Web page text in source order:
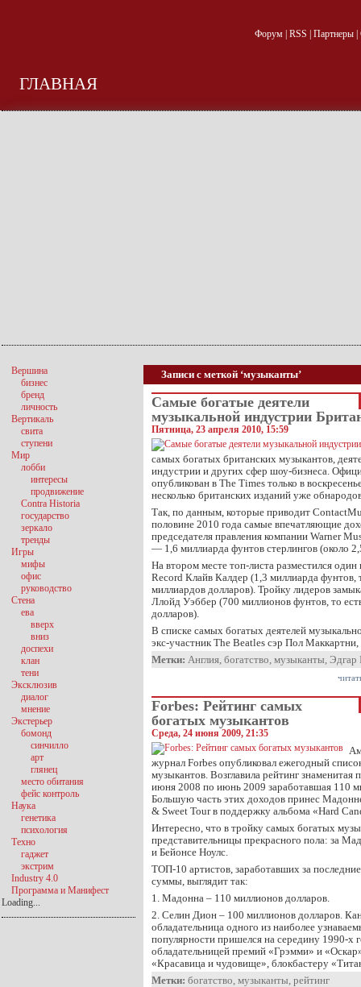
Форум| RSS Партнеры|
ГЛАВНАЯ
Записи с меткой ‘музыканты’
Самые богатые деятели
музыкальной индустрии
Пятница, 23 апреля 2010, 15:59
самых богатых британских музыкантов,
индустрии и других сфер шоу-бизнеса.
опубликован в The Times только в
несколько британских изданий уже
Так, по данным, которые приводит
половине 2010 года самые впечатляющие
председателя правления компании Warner
— 1,6 миллиарда фунтов стерлингов (около
На втором месте топ-листа разместился один
Record Клайв Калдер (1,3 миллиарда фунтов,
миллиардов долларов). Тройку лидеров
Ллойд Уэббер (700 миллионов фунтов, то
долларов).
В списке самых богатых деятелей
экс-участник The Beatles сэр Пол
Метки: Англия, богатство, музыканты, Эдгар
Forbes: Рейтинг самых
богатых музыкантов
Среда, 24 июня 2009, 21:35
журнал Forbes опубликовал ежегодный
музыкантов. Возглавила рейтинг
июня 2008 по июнь 2009 заработавшая 110
Большую часть этих доходов принес
& Sweet Tour в поддержку альбома «Hard
Интересно, что в тройку самых богатых
представительницы прекрасного пола: за
и Бейонсе Ноулс.
ТОП-10 артистов, заработавших за
суммы, выглядит так:
1. Мадонна – 110 миллионов долларов.
2. Селин Дион – 100 миллионов долларов.
обладательница одного из наиболее
популярности пришелся на середину 1990-х
обладательницей премий «Грэмми» и
«Красавица и чудовище», блокбастеру
Метки: богатство, музыканты, рейтинг
Вершина
бизнес
бренд
личность
Вертикаль
свита
ступени
Мир
лобби
интересы
продвижение
Contra Historia
государство
зеркало
тренды
Игры
мифы
офис
руководство
Стена
ева
вверх
вниз
доспехи
клан
тени
Эксклюзив
диалог
мнение
Экстерьер
бомонд
синчилло
арт
глянец
место обитания
фейс контроль
Наука
генетика
психология
Техно
гаджет
экстрим
Industry 4.0
Программа и Манифест
Loading...